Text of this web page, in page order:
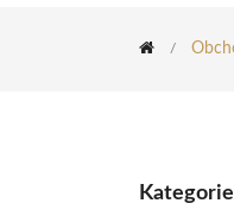
Kategorie